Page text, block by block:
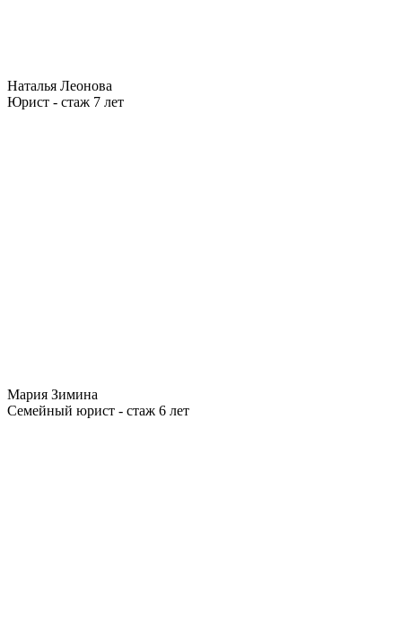
Наталья Леонова
Юрист - стаж 7 лет
Мария Зимина
Семейный юрист - стаж 6 лет